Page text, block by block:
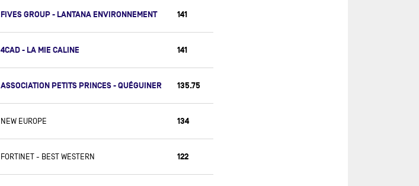
RYAN BREYMAIER
CAROLIJN BROUWER
NICK BUBB
GILLES BUEKENHOUT
YANN BURKHALTER
MERCI
MILAI - FURUNO
MSIG EUROPE
NC
FIVES GROUP - LANTANA ENVIRONNEMENT 141
4CAD - LA MIE CALINE 141
ASSOCIATION PETITS PRINCES - QUÉGUINER 135.75
NEW EUROPE 134
FORTINET - BEST WESTERN 122